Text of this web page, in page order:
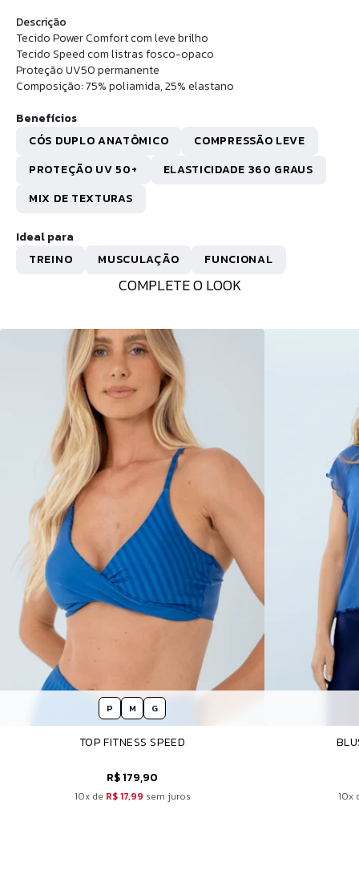
COMPLETE O LOOK
P M G
TOP FITNESS SPEED
R$ 179,90
10x de R$ 17,99 sem juros 10x
Descrição
Tecido Power Comfort com leve brilho
Tecido Speed com listras fosco-opaco
Proteção UV50 permanente
Composição: 75% poliamida, 25% elastano
Benefícios
CÓS DUPLO ANATÔMICO
COMPRESSÃO LEVE
PROTEÇÃO UV 50+
ELASTICIDADE 360 GRAUS
MIX DE TEXTURAS
Ideal para
TREINO
MUSCULAÇÃO FUNCIONAL